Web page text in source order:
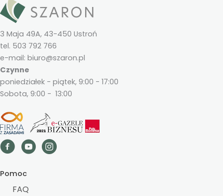
3 Maja 49A, 43-450 Ustroń
tel. 503 792 766
e-mail: biuro@szaron.pl
Czynne
poniedziałek - piątek, 9:00 - 17:00
Sobota, 9:00 - 13:00
Pomoc
FAQ